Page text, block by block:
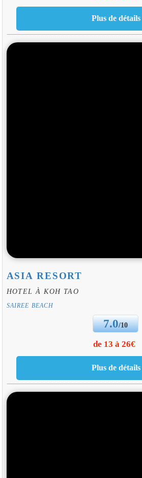
ASIA RESORT
HOTEL À KOH TAO
SAIREE BEACH
7.0/10
de 13 à 26€